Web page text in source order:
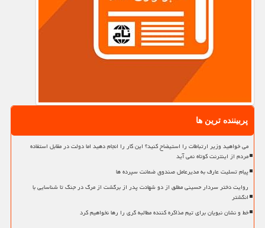
پربیننده ترین ها
می خواهید وزیر ارتباطات را استیضاح کنید؟ این کار را انجام دهید اما دولت در مقابل استفاده
مردم از اینترنت کوتاه نمی آید
پیام تسلیت عارف به مدیرعامل صندوق ضمانت سپرده ها
روایت دختر سردار حسینی مطلق از دو شهادت پدر از برگشت از مرگ در جنگ تا شناسایی با
انگشتر
خط و نشان نبویان برای تیم مذاکره کننده مطالبه گری را رها نخواهیم کرد